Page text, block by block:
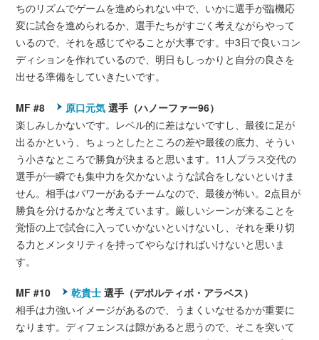
ちのリズムでゲームを進められない中で、いかに選手が臨機応
変に試合を進められるか、選手たちがすごく考えながらやって
いるので、それを感じてやることが大事です。中3日で良いコン
ディションを作れているので、明日もしっかりと自分の良さを
出せる準備をしていきたいです。
MF #8 原口元気 選手（ハノーファー96）
楽しみしかないです。レベル的に差はないですし、最後に足が
出るかという、ちょっとしたところの差や最後の底力、そうい
う小さなところで勝負が決まると思います。11人プラス交代の
選手が一瞬でも集中力を欠かないような試合をしないといけま
せん。相手はパワーがあるチームなので、最後が怖い。2点目が
勝負を分けるかなと考えています。厳しいシーンが来ることを
覚悟の上で試合に入っていかないといけないし、それを乗り切
る力とメンタリティを持ってやらなければいけないと思いま
す。
MF #10 乾貴士 選手（デポルティボ・アラベス）
相手は力強いイメージがあるので、うまくいなせるかが重要に
なります。ディフェンスは隙があると思うので、そこを突いて